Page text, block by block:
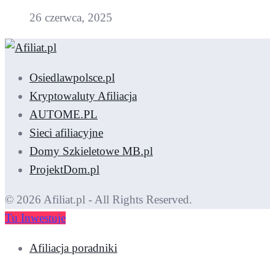
26 czerwca, 2025
Osiedlawpolsce.pl
Kryptowaluty Afiliacja
AUTOME.PL
Sieci afiliacyjne
Domy Szkieletowe MB.pl
ProjektDom.pl
© 2026 Afiliat.pl - All Rights Reserved.
Tu Inwestuje
Afiliacja poradniki